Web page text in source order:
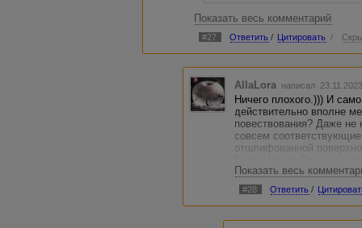
Вы правы. Например, Джек
Пудин. Или на крайний случай -
Вообще, честно говоря, мне
понравилось имя "Роман". Оно-
вообще-то европейское :).
Но даже если был бы Иван - что
соотечественнике. Хоть
Показать весь комментарий
#27 Ответить / Цитировать /
AllaLora написал
Ничего плохого.))) И
действительно вполне
повествования? Даже не
совсем
отшлифованной
занимается йогой/
находит свою Бриджит -
Ромашка. Несерьёзно.
Вообще, это мой личный
сто́ит внимания.))
Показать весь
#28 Ответить /